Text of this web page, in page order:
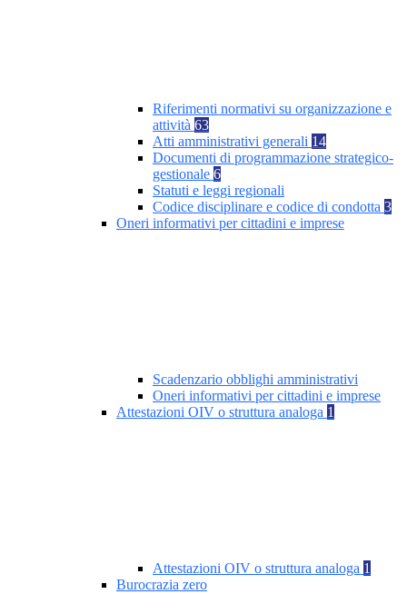
Riferimenti normativi su organizzazione e
attività 63
Atti amministrativi generali 14
Documenti di programmazione strategico-
gestionale 6
Statuti e leggi regionali
Codice disciplinare e codice di condotta 3
Oneri informativi per cittadini e imprese
Scadenzario obblighi amministrativi
Oneri informativi per cittadini e imprese
Attestazioni OIV o struttura analoga 1
Attestazioni OIV o struttura analoga 1
Burocrazia zero